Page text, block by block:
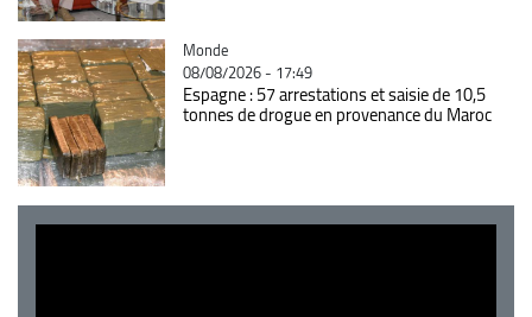
Catégorie
Monde
08/08/2026 - 17:49
Espagne : 57 arrestations et saisie de 10,5
tonnes de drogue en provenance du Maroc